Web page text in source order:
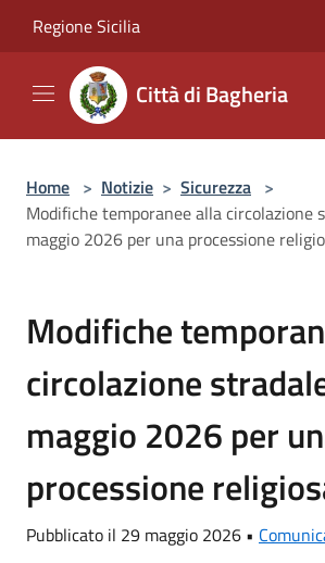
Regione Sicilia
Città di Bagheria
Home > Notizie > Sicurezza >
Modifiche temporanee alla circolazione
maggio 2026 per una processione
Modifiche
circolazione
maggio 2026 per
processione
Pubblicato il 29 maggio 2026 •